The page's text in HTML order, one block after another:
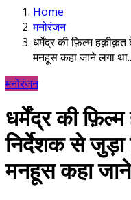
Home
मनोरंजन
धर्मेंद्र की फ़िल्म
मनहूस कहा जाने लगा था..
मनोरंजन
धर्मेंद्र की
निर्देशक से
मनहूस कहा